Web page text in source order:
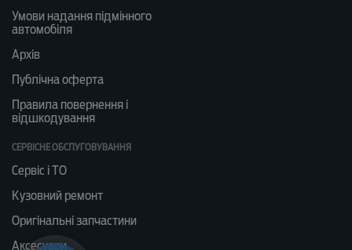
Умови надання підмінного
автомобіля
Архів
Публічна оферта
Правила повернення і
відшкодування
СЕРВІСНЕ ОБСЛУГОВУВАННЯ
Сервіс і ТО
Кузовний ремонт
Оригінальні запчастини
Аксесуари